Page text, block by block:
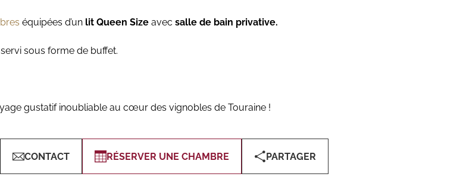
équipées d’un lit Queen Size avec salle de bain privative.
servi sous forme de buffet.
gustatif inoubliable au cœur des vignobles de Touraine !
CONTACT RÉSERVER UNE CHAMBRE PARTAGER